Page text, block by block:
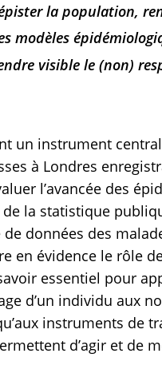
la population,
modèles
visible le (non)
un instrument
à Londres
l’avancée des
la statistique
de données des
en évidence le rôle
essentiel pour
d’un individu aux
instruments de
d’agir et de